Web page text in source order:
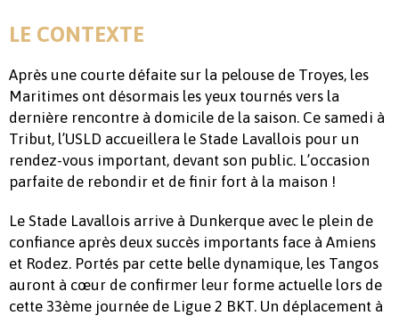
LE CONTEXTE
Après une courte défaite sur la pelouse de Troyes, les
Maritimes ont désormais les yeux tournés vers la
dernière rencontre à domicile de la saison. Ce samedi à
Tribut, l’USLD accueillera le Stade Lavallois pour un
rendez-vous important, devant son public. L’occasion
parfaite de rebondir et de finir fort à la maison !
Le Stade Lavallois arrive à Dunkerque avec le plein de
confiance après deux succès importants face à Amiens
et Rodez. Portés par cette belle dynamique, les Tangos
auront à cœur de confirmer leur forme actuelle lors de
cette 33ème journée de Ligue 2 BKT. Un déplacement à